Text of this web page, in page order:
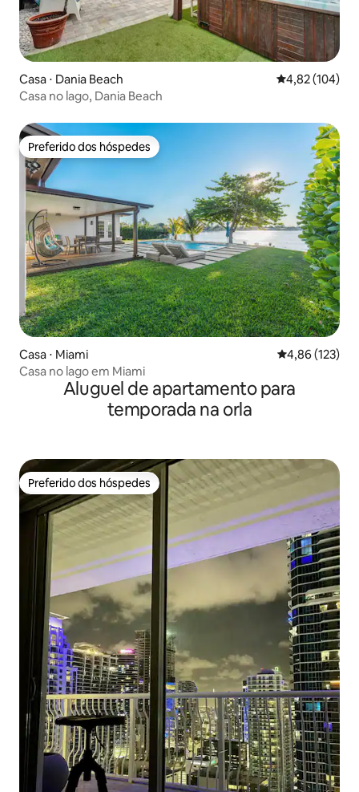
Casa ⋅ Dania Beach 4,82 de uma
4,82 (104)
Casa no lago, Dania Beach
Preferido dos hóspedes
Preferido dos hóspedes
Casa ⋅ Miami 4,86 de uma
4,86 (123)
Casa no lago em Miami
Aluguel de apartamento para
temporada na orla
Preferido dos hóspedes
Preferido dos hóspedes